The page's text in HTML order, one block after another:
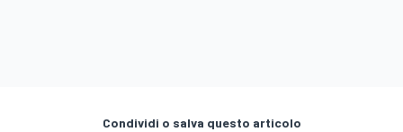
Condividi o salva questo articolo